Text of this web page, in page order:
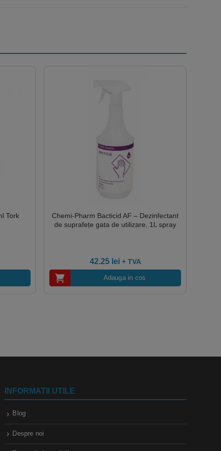
Tork
Chemi-Pharm Bacticid AF – Dezinfectant
de suprafețe gata de utilizare, 1L spray
42.25 lei + TVA
Adauga in cos
INFORMATII UTILE
Blog
Despre noi